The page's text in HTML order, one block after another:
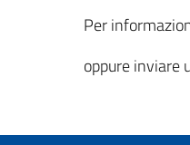
Per
oppure inviare